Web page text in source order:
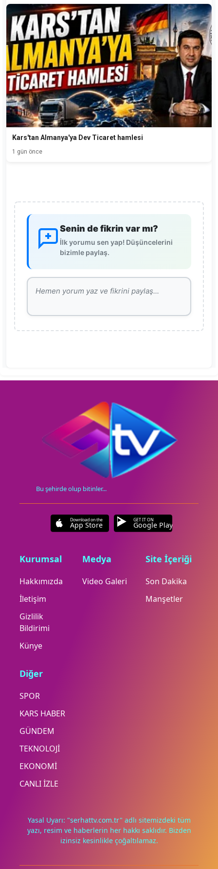
Deneyimini iyileştirmek ve içeriğimizi geliştirmek için çerezler
Kars'tan Almanya'ya Dev Ticaret hamlesi
1 gün önce
Senin de fikrin var mı?
İlk yorumu sen yap! Düşüncelerini
bizimle paylaş.
Bu şehirde olup bitinler...
Download on the
App Store
GET IT ON
Google Play
Kurumsal
Hakkımızda
İletişim
Gizlilik
Bildirimi
Künye
Medya
Video Galeri
Site İçeriği
Son Dakika
Manşetler
Diğer
SPOR
KARS HABER
GÜNDEM
TEKNOLOJİ
EKONOMİ
CANLI İZLE
Yasal Uyarı: "serhattv.com.tr" adlı sitemizdeki tüm
yazı, resim ve haberlerin her hakkı saklıdır. Bizden
izinsiz kesinlikle çoğaltılamaz.